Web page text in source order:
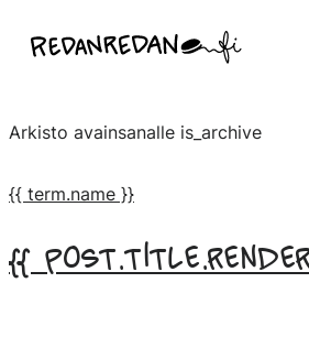
suoraan
Linda Saukko-Rauta, Redanredan Oy
piirrosvideoita
Arkisto avainsanalle is_archive
{{ term.name }}
{{